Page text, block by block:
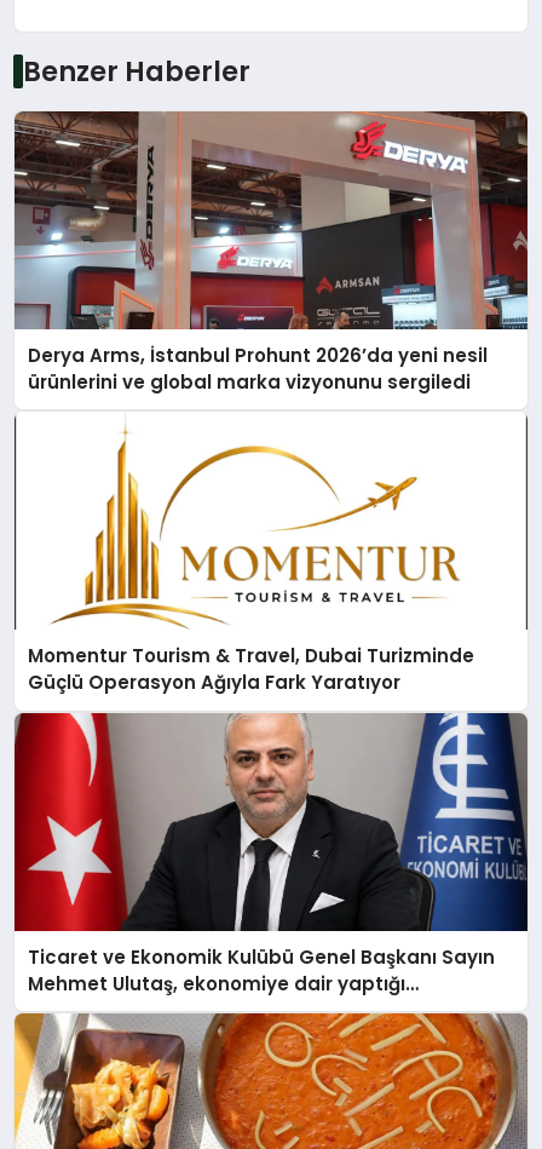
Benzer Haberler
Derya Arms, İstanbul Prohunt 2026’da yeni nesil
ürünlerini ve global marka vizyonunu sergiledi
Momentur Tourism & Travel, Dubai Turizminde
Güçlü Operasyon Ağıyla Fark Yaratıyor
Ticaret ve Ekonomik Kulübü Genel Başkanı Sayın
Mehmet Ulutaş, ekonomiye dair yaptığı
açıklamada şunları kaydetti: